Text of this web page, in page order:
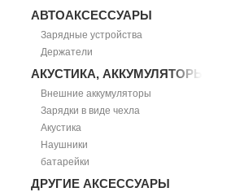
АВТОАКСЕССУАРЫ
Зарядные устройства
Держатели
АКУСТИКА, АККУМУЛЯТОРЫ
Внешние аккумуляторы
Зарядки в виде чехла
Акустика
Наушники
батарейки
ДРУГИЕ АКСЕССУАРЫ